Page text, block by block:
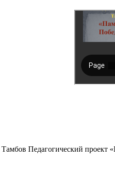
Педагогический